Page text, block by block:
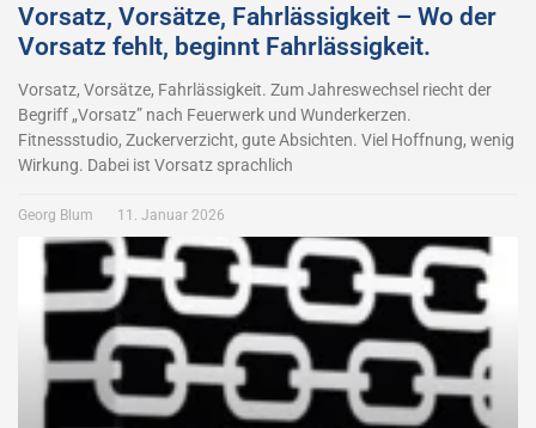
Vorsatz, Vorsätze, Fahrlässigkeit – Wo der
Vorsatz fehlt, beginnt Fahrlässigkeit.
Vorsatz, Vorsätze, Fahrlässigkeit. Zum Jahreswechsel riecht der
Begriff „Vorsatz” nach Feuerwerk und Wunderkerzen.
Fitnessstudio, Zuckerverzicht, gute Absichten. Viel Hoffnung, wenig
Wirkung. Dabei ist Vorsatz sprachlich
Georg Blum 11. Januar 2026